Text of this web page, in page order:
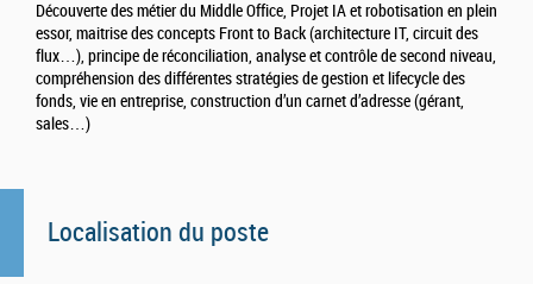
Découverte des métier du Middle Office, Projet IA et robotisation en plein
essor, maitrise des concepts Front to Back (architecture IT, circuit des
flux…), principe de réconciliation, analyse et contrôle de second niveau,
compréhension des différentes stratégies de gestion et lifecycle des
fonds, vie en entreprise, construction d’un carnet d’adresse (gérant,
sales…)
Localisation du poste